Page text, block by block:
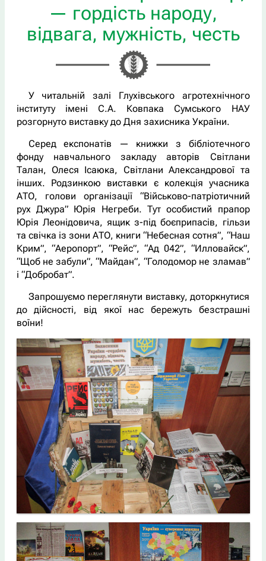
— гордість народу,
відвага, мужність, честь
У читальній залі Глухівського агротехнічного
інституту імені С.А. Ковпака Сумського НАУ
розгорнуто виставку до Дня захисника України.
Серед експонатів — книжки з бібліотечного
фонду навчального закладу авторів Світлани
Талан, Олеся Ісаюка, Світлани Александрової та
інших. Родзинкою виставки є колекція учасника
АТО, голови організації “Військово-патріотичний
рух Джура” Юрія Негреби. Тут особистий прапор
Юрія Леонідовича, ящик з-під боєприпасів, гільзи
та свічка із зони АТО, книги “Небесная сотня”, “Наш
Крим”, “Аеропорт”, “Рейс”, “Ад 042”, “Илловайск”,
“Щоб не забули”, “Майдан”, “Голодомор не зламав”
і “Добробат”.
Запрошуємо переглянути виставку, доторкнутися
до дійсності, від якої нас бережуть безстрашні
воїни!